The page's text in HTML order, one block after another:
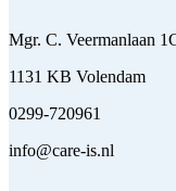
Mgr. C. Veermanlaan
1131 KB Volendam
0299-720961
info@care-is.nl